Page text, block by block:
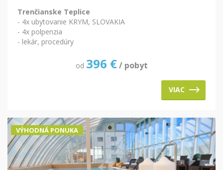
Trenčianske Teplice
- 4x ubytovanie KRYM, SLOVAKIA
- 4x polpenzia
- lekár, procedúry
od 396 € / pobyt
VIAC
VÝHODNÁ PONUKA